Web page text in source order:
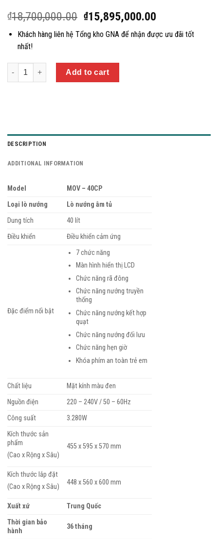
₫18,700,000.00 ₫15,895,000.00
Khách hàng liên hệ Tổng kho GNA để nhận được ưu đãi tốt
nhất!
Quantity
Add to cart
DESCRIPTION
ADDITIONAL INFORMATION
Model
MOV – 40CP
Loại lò nướng
Lò nướng âm tủ
Dung tích
40 lít
Điều khiển
Điều khiển cảm ứng
Đặc điểm nổi bật
7 chức năng
Màn hình hiển thị LCD
Chức năng rã đông
Chức năng nướng truyền
thống
Chức năng nướng kết hợp
quạt
Chức năng nướng đối lưu
Chức năng hẹn giờ
Khóa phím an toàn trẻ em
Chất liệu
Mặt kính màu đen
Nguồn điện
220 – 240V / 50 – 60Hz
Công suất
3.280W
Kích thước sản
phẩm
(Cao x Rộng x Sâu)
455 x 595 x 570 mm
Kích thước lắp đặt
(Cao x Rộng x Sâu)
448 x 560 x 600 mm
Xuất xứ
Trung Quốc
Thời gian bảo
hành
36 tháng